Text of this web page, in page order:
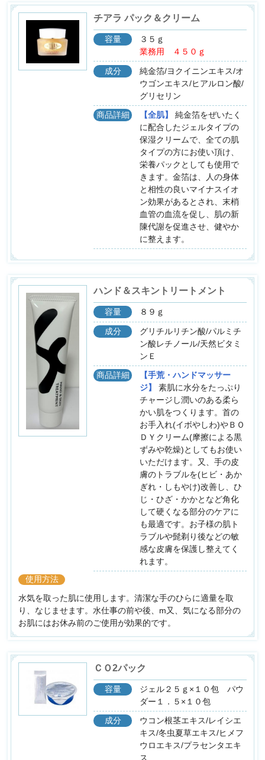
チアラ パック＆クリーム
容量
３５ｇ
業務用 ４５０ｇ
成分
純金箔/ヨクイニンエキス/オ
ウゴンエキス/ヒアルロン酸/
グリセリン
商品詳細 【全肌】
純金箔をぜいたく
に配合したジェルタイプの
保湿クリームで、全ての肌
タイプの方にお使い頂け、
栄養パックとしても使用で
きます。金箔は、人の身体
と相性の良いマイナスイオ
ン効果があるとされ、末梢
血管の血流を促し、肌の新
陳代謝を促進させ、健やか
に整えます。
ハンド＆スキントリートメント
容量 ８９ｇ
成分
グリチルリチン酸/パルミチ
ン酸レチノール/天然ビタミ
ンＥ
商品詳細
【手荒・ハンドマッサー
ジ】
素肌に水分をたっぷり
チャージし潤いのある柔ら
かい肌をつくります。首の
お手入れ(イボやしわ)やＢＯ
ＤＹクリーム(摩擦による黒
ずみや乾燥)としてもお使い
いただけます。又、手の皮
膚のトラブルを(ヒビ・あか
ぎれ・しもやけ)改善し、ひ
じ・ひざ・かかとなど角化
して硬くなる部分のケアに
も最適です。お子様の肌ト
ラブルや髭剃り後などの敏
感な皮膚を保護し整えてく
れます。
使用方法
水気を取った肌に使用します。清潔な手のひらに適量を取
り、なじませます。水仕事の前や後、m又、気になる部分の
お肌にはお休み前のご使用が効果的です。
ＣＯ2パック
容量
ジェル２５ｇ×１０包 パウ
ダー１．５×１０包
成分
ウコン根茎エキス/レイシエ
キス/冬虫夏草エキス/ヒメフ
ウロエキス/プラセンタエキ
ス